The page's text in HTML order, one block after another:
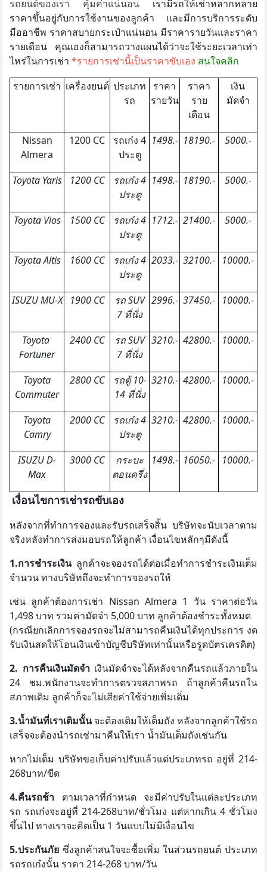
รถยนต์ของเรา คุ้มค่าแน่นอน เรามีรถให้เช่าหลากหลาย
ราคาขึ้นอยู่กับการใช้งานของลูกค้า และมีการบริการระดับ
มืออาชีพ ราคาสบายกระเป๋าแน่นอน มีราคารายวันและราคา
รายเดือน คุณเองก็สามารถวางแผนได้ว่าจะใช้ระยะเวลาเท่า
ไหร่ในการเช่า *รายการเช่านี้เป็นราคาขับเอง สนใจคลิก
รายการเช่า เครื่องยนต์ ประเภท
รถ
ราคา
รายวัน
ราคา
ราย
เดือน
เงิน
มัดจำ
Nissan
Almera
1200 CC
รถเก๋ง 4
ประตู
1498.- 18190.- 5000.-
Toyota Yaris 1200 CC
รถเก๋ง 4
ประตู
1498.- 18190.- 5000.-
Toyota Vios 1500 CC
รถเก๋ง 4
ประตู
1712.- 21400.- 5000.-
Toyota Altis 1600 CC
รถเก๋ง 4
ประตู
2033.- 32100.- 10000.-
ISUZU MU-X 1900 CC
รถ SUV
7 ที่นั่ง
2996.- 37450.- 10000.-
Toyota
Fortuner
2400 CC
รถ SUV
7 ที่นั่ง
3210.- 42800.- 10000.-
Toyota
Commuter
2800 CC
รถตู้ 10-
14 ที่นั่ง
3210.- 42800.- 10000.-
Toyota
Camry
2000 CC
รถเก๋ง 4
ประตู
3210.- 42800.- 10000.-
ISUZU D-
Max
3000 CC
กระบะ
ตอนครึ่ง
1498.- 16050.- 10000.-
เงื่อนไขการเช่ารถขับเอง
หลังจากที่ทำการจองและรับรถเสร็จสิ้น บริษัทจะนับเวลาตาม
จริงหลังทำการส่งมอบรถให้ลูกค้า เงื่อนไขหลักๆมีดังนี้
1.การชำระเงินลูกค้าจะจองรถได้ต่อเมื่อทำการชำระเงินเต็ม
จำนวน ทางบริษัทถึงจะทำการจองรถให้
เช่น ลูกค้าต้องการเช่า Nissan Almera 1 วัน ราคาต่อวัน
1,498 บาท รวมค่ามัดจำ 5,000 บาท ลูกค้าต้องชำระทั้งหมด
(กรณียกเลิกการจองรถจะไม่สามารถคืนเงินได้ทุกประการ งด
รับเงินสดให้โอนเงินเข้าบัญชีบริษัทเท่านั้นหรือรูดบัตรเครดิต)
2. การคืนเงินมัดจำเงินมัดจำจะได้หลังจากคืนรถแล้วภายใน
24 ชม.พนักงานจะทำการตรวจสภาพรถ ถ้าลูกค้าคืนรถใน
สภาพเดิม ลูกค้าก็จะไม่เสียค่าใช้จ่ายเพิ่มเติ่ม
3.น้ำมันที่เราเติมนั้นจะต้องเติมให้เต็มถัง หลังจากลูกค้าใช้รถ
เสร็จจะต้องนำรถเช่ามาคืนให้เรา น้ำมันเต็มถังเช่นกัน
หากไม่เต็ม บริษัทขอเก็บค่าปรับแล้วแต่ประเภทรถ อยู่ที่ 214-
268บาท/ขีด
4.คืนรถช้า ตามเวลาที่กำหนด จะมีค่าปรับในแต่ละประเภท
รถ รถเก๋งจะอยู่ที่ 214-268บาท/ชั่วโมง แต่หากเกิน 4 ชั่วโมง
ขึ้นไป ทางเราจะคิดเป็น 1 วันแบบไม่มีเงื่อนไข
5.ประกันภัย ซึ่งลูกค้าสนใจจะซื้อเพิ่ม ในส่วนรถยนต์ ประเภท
รถรถเก๋งนั้น ราคา 214-268 บาท/วัน